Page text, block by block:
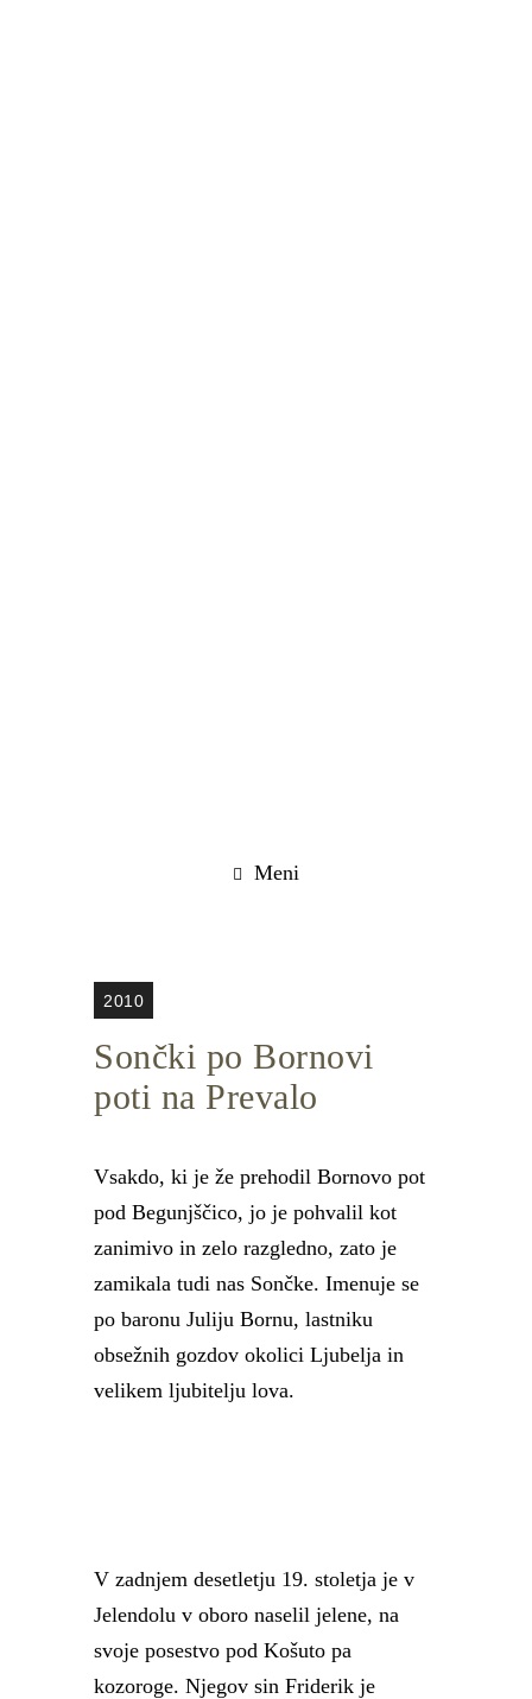
Meni
2010
Sončki po Bornovi
poti na Prevalo
Vsakdo, ki je že prehodil Bornovo pot
pod Begunjščico, jo je pohvalil kot
zanimivo in zelo razgledno, zato je
zamikala tudi nas Sončke. Imenuje se
po baronu Juliju Bornu, lastniku
obsežnih gozdov okolici Ljubelja in
velikem ljubitelju lova.
V zadnjem desetletju 19. stoletja je v
Jelendolu v oboro naselil jelene, na
svoje posestvo pod Košuto pa
kozoroge. Njegov sin Friderik je